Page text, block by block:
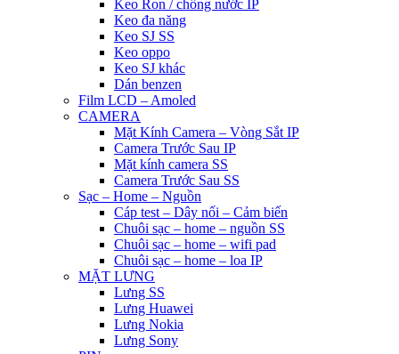
Keo Ron / chống nước IP
Keo đa năng
Keo SJ SS
Keo oppo
Keo SJ khác
Dán benzen
Film LCD – Amoled
CAMERA
Mặt Kính Camera – Vòng Sắt IP
Camera Trước Sau IP
Mặt kính camera SS
Camera Trước Sau SS
Sạc – Home – Nguồn
Cáp test – Dây nối – Cảm biến
Chuôi sạc – home – nguồn SS
Chuôi sạc – home – wifi pad
Chuôi sạc – home – loa IP
MẶT LƯNG
Lưng SS
Lưng Huawei
Lưng Nokia
Lưng Sony